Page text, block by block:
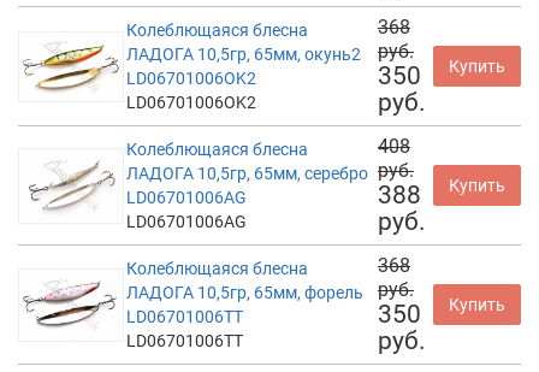
Колеблющаяся блесна
ЛАДОГА 10,5гр, 65мм, окунь2
LD06701006OK2
LD06701006OK2
368
руб.
350
руб.
Купить
Колеблющаяся блесна
ЛАДОГА 10,5гр, 65мм, серебро
LD06701006AG
LD06701006AG
408
руб.
388
руб.
Купить
Колеблющаяся блесна
ЛАДОГА 10,5гр, 65мм, форель
LD06701006TT
LD06701006TT
368
руб.
350
руб.
Купить